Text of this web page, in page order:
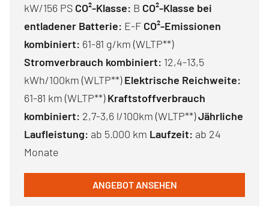
kW/156 PS CO²-Klasse: B CO²-Klasse bei
entladener Batterie: E-F CO²-Emissionen
kombiniert: 61-81 g/km (WLTP**)
Stromverbrauch kombiniert: 12,4-13,5
kWh/100km (WLTP**)Elektrische Reichweite:
61-81 km (WLTP**)Kraftstoffverbrauch
kombiniert: 2,7-3,6 l/100km (WLTP**)Jährliche
Laufleistung: ab 5.000 km Laufzeit: ab 24
Monate
ANGEBOT ANSEHEN